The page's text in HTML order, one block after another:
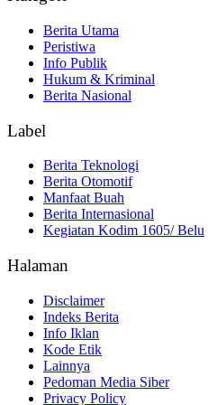
Berita Utama
Peristiwa
Info Publik
Hukum & Kriminal
Berita Nasional
Label
Berita Teknologi
Berita Otomotif
Manfaat Buah
Berita Internasional
Kegiatan Kodim 1605/ Belu
Halaman
Disclaimer
Indeks Berita
Info Iklan
Kode Etik
Lainnya
Pedoman Media Siber
Privacy Policy